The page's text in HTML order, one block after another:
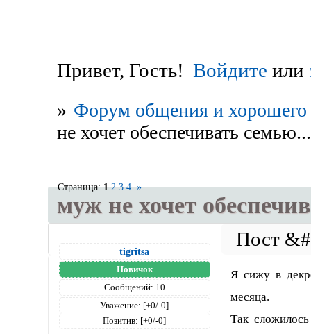
Привет, Гость! Войдите или
» Форум общения и хорошего
не хочет обеспечивать семью...
муж не хочет
Страница:1 2 3 4 »
tigritsa
Новичок
Сообщений: 10
Уважение: [+0/-0]
Позитив: [+0/-0]
Я сижу в
месяца.
Так